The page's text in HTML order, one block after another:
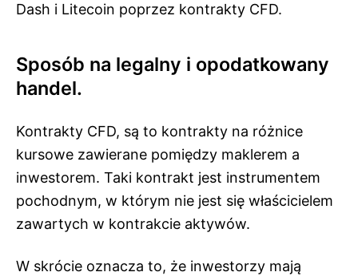
Dash i Litecoin poprzez kontrakty CFD.
Sposób na legalny i opodatkowany
handel.
Kontrakty CFD, są to kontrakty na różnice
kursowe zawierane pomiędzy maklerem a
inwestorem. Taki kontrakt jest instrumentem
pochodnym, w którym nie jest się właścicielem
zawartych w kontrakcie aktywów.
W skrócie oznacza to, że inwestorzy mają